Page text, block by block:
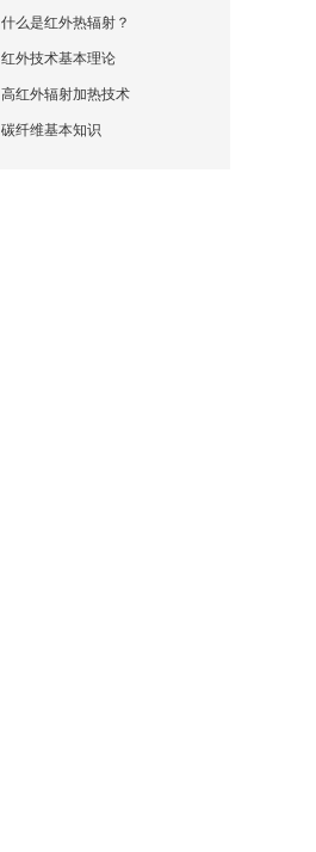
什么是红外热辐射？
红外技术基本理论
高红外辐射加热技术
碳纤维基本知识